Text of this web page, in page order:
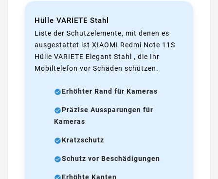
Hülle VARIETE Stahl
Liste der Schutzelemente, mit denen es
ausgestattet ist XIAOMI Redmi Note 11S
Hülle VARIETE Elegant Stahl , die Ihr
Mobiltelefon vor Schäden schützen.
Erhöhter Rand für Kameras
Präzise Aussparungen für
Kameras
Kratzschutz
Schutz vor Beschädigungen
Erhöhte Kanten